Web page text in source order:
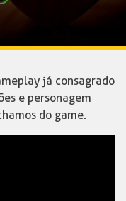
já consagrado
e personagem
do game.